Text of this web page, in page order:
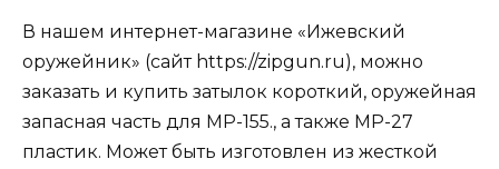
В нашем интернет-магазине «Ижевский
оружейник» (сайт https://zipgun.ru), можно
заказать и купить затылок короткий, оружейная
запасная часть для МР-155., а также МР-27
пластик. Может быть изготовлен из жесткой